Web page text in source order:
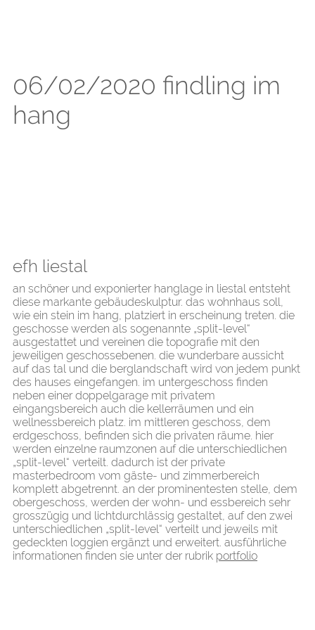
efh liestal
an schöner und exponierter hanglage in liestal entsteht
diese markante gebäudeskulptur. das wohnhaus soll,
wie ein stein im hang, platziert in erscheinung treten. die
geschosse werden als sogenannte „split-level“
ausgestattet und vereinen die topografie mit den
jeweiligen geschossebenen. die wunderbare aussicht
auf das tal und die berglandschaft wird von jedem punkt
des hauses eingefangen. im untergeschoss finden
neben einer doppelgarage mit privatem
eingangsbereich auch die kellerräumen und ein
wellnessbereich platz. im mittleren geschoss, dem
erdgeschoss, befinden sich die privaten räume. hier
werden einzelne raumzonen auf die unterschiedlichen
„split-level“ verteilt. dadurch ist der private
masterbedroom vom gäste- und zimmerbereich
komplett abgetrennt. an der prominentesten stelle, dem
obergeschoss, werden der wohn- und essbereich sehr
grosszügig und lichtdurchlässig gestaltet, auf den zwei
unterschiedlichen „split-level“ verteilt und jeweils mit
gedeckten loggien ergänzt und erweitert. ausführliche
informationen finden sie unter der rubrik portfolio
06/02/2020 findling im
hang